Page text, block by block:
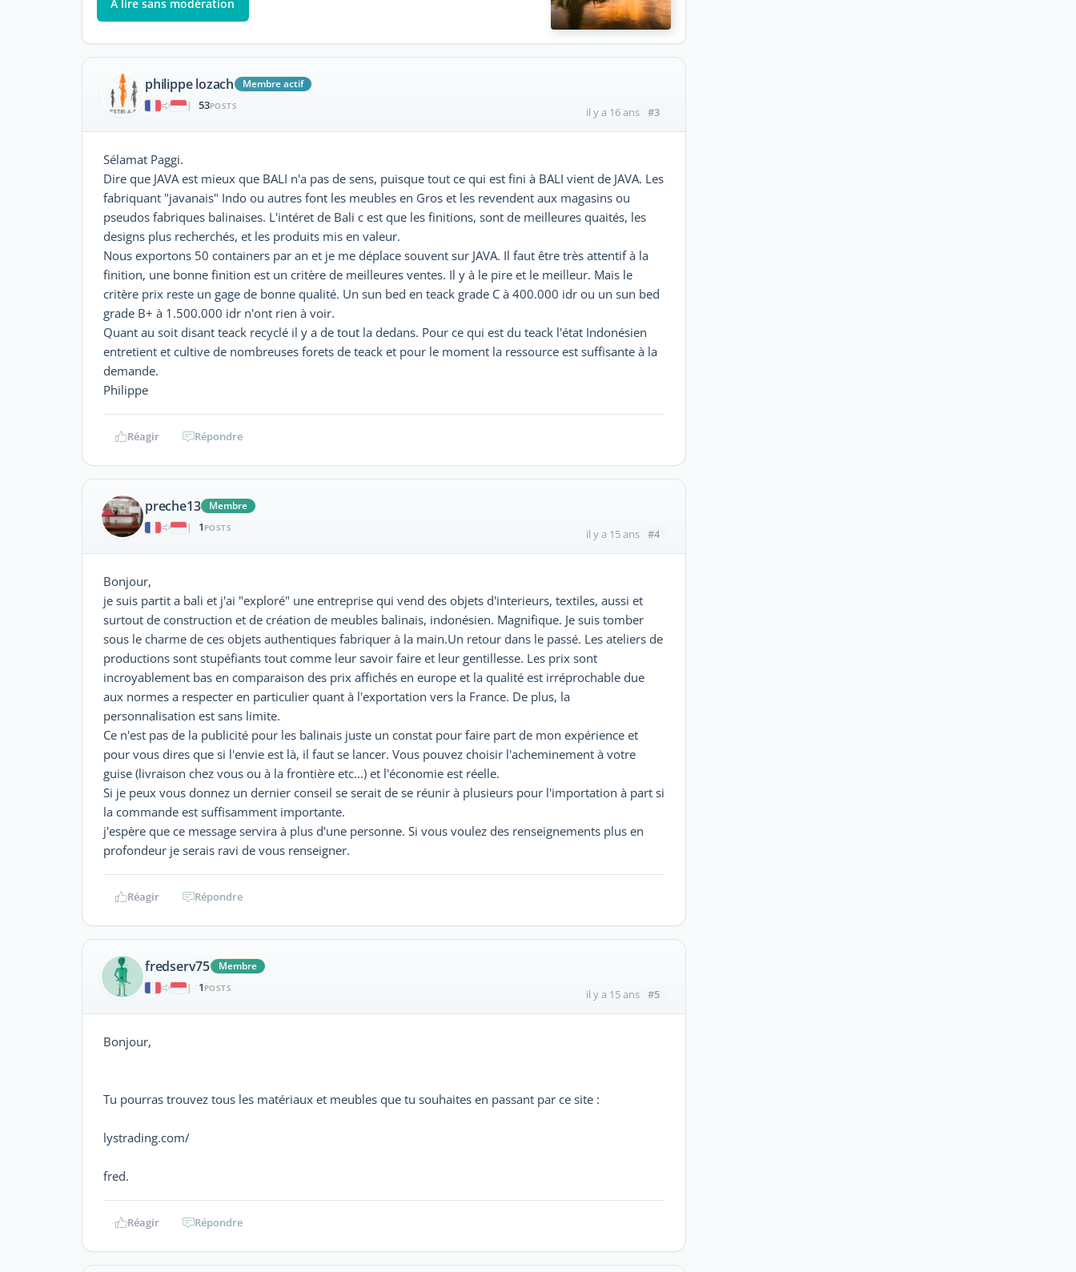
À lire sans modération
philippe lozach
Membre actif
|
53POSTS il y a 16 ans #3
Sélamat Paggi.
Dire que JAVA est mieux que BALI n'a pas de sens, puisque tout ce qui est fini à BALI vient de JAVA. Les
fabriquant "javanais" Indo ou autres font les meubles en Gros et les revendent aux magasins ou
pseudos fabriques balinaises. L'intéret de Bali c est que les finitions, sont de meilleures quaités, les
designs plus recherchés, et les produits mis en valeur.
Nous exportons 50 containers par an et je me déplace souvent sur JAVA. Il faut être très attentif à la
finition, une bonne finition est un critère de meilleures ventes. Il y à le pire et le meilleur. Mais le
critère prix reste un gage de bonne qualité. Un sun bed en teack grade C à 400.000 idr ou un sun bed
grade B+ à 1.500.000 idr n'ont rien à voir.
Quant au soit disant teack recyclé il y a de tout la dedans. Pour ce qui est du teack l'état Indonésien
entretient et cultive de nombreuses forets de teack et pour le moment la ressource est suffisante à la
demande.
Philippe
Réagir Répondre
preche13
Membre
|
1 POSTS il y a 15 ans #4
Bonjour,
je suis partit a bali et j'ai "exploré" une entreprise qui vend des objets d'interieurs, textiles, aussi et
surtout de construction et de création de meubles balinais, indonésien. Magnifique. Je suis tomber
sous le charme de ces objets authentiques fabriquer à la main.Un retour dans le passé. Les ateliers de
productions sont stupéfiants tout comme leur savoir faire et leur gentillesse. Les prix sont
incroyablement bas en comparaison des prix affichés en europe et la qualité est irréprochable due
aux normes a respecter en particulier quant à l'exportation vers la France. De plus, la
personnalisation est sans limite.
Ce n'est pas de la publicité pour les balinais juste un constat pour faire part de mon expérience et
pour vous dires que si l'envie est là, il faut se lancer. Vous pouvez choisir l'acheminement à votre
guise (livraison chez vous ou à la frontière etc...) et l'économie est réelle.
Si je peux vous donnez un dernier conseil se serait de se réunir à plusieurs pour l'importation à part si
la commande est suffisamment importante.
j'espère que ce message servira à plus d'une personne. Si vous voulez des renseignements plus en
profondeur je serais ravi de vous renseigner.
Réagir Répondre
fredserv75
Membre
|
1 POSTS il y a 15 ans #5
Bonjour,
Tu pourras trouvez tous les matériaux et meubles que tu souhaites en passant par ce site :
lystrading.com/
fred.
Réagir Répondre